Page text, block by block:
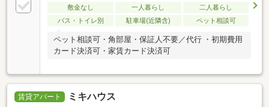
敷金なし 一人暮らし
二人暮らし
バス・トイレ別
駐車場(近隣含) ペット相談可
ペット相談可・角部屋・保証人不要／代行 ・初期費用
カード決済可・家賃カード決済可
賃貸アパート ミキハウス